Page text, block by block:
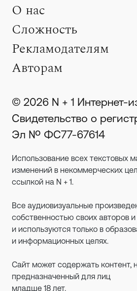
О нас
Сложность
Рекламодателям
Авторам
© 2026 N + 1 Интернет-
Свидетельство о
Эл № ФС77-67614
Использование всех текстовых
изменений в некоммерческих
ссылкой на N + 1.
Все аудиовизуальные
собственностью своих авторов
и используются только в
и информационных целях.
Сайт может содержать контент,
предназначенный для лиц
младше 18 лет.